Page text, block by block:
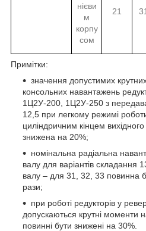
нієви
м
корпу
сом
21
Примітки:
значення допустимих
консольних навантажень
1Ц2У-200, 1Ц2У-250 з
12,5 при легкому режимі
циліндричним кінцем
знижена на 20%;
номінальна радіальна
валу для варіантів складання
валу – для 31, 32, 33 повинна
рази;
при роботі редукторів у
допускаються крутні моменти
повинні бути знижені на 30%.